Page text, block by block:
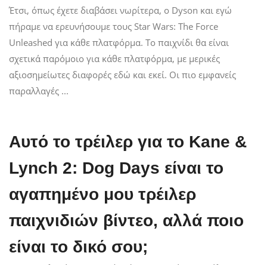
Έτσι, όπως έχετε διαβάσει νωρίτερα, ο Dyson και εγώ
πήραμε να ερευνήσουμε τους Star Wars: The Force
Unleashed για κάθε πλατφόρμα. Το παιχνίδι θα είναι
σχετικά παρόμοιο για κάθε πλατφόρμα, με μερικές
αξιοσημείωτες διαφορές εδώ και εκεί. Οι πιο εμφανείς
παραλλαγές ...
Αυτό το τρέιλερ για το Kane &
Lynch 2: Dog Days είναι το
αγαπημένο μου τρέιλερ
παιχνιδιών βίντεο, αλλά ποιο
είναι το δικό σου;